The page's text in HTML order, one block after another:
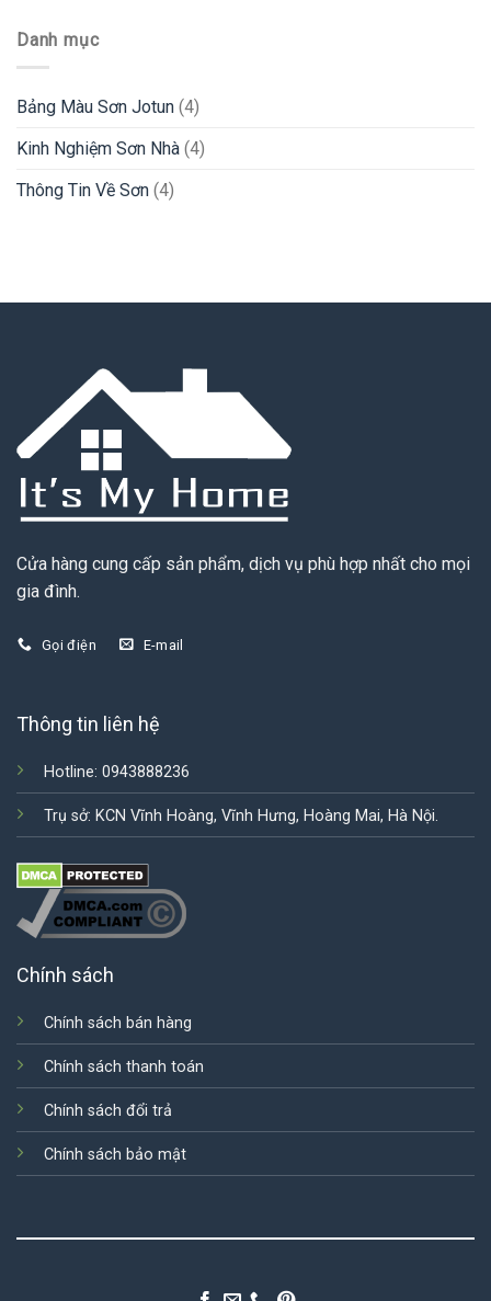
Danh mục
Bảng Màu Sơn Jotun (4)
Kinh Nghiệm Sơn Nhà (4)
Thông Tin Về Sơn (4)
Cửa hàng cung cấp sản phẩm, dịch vụ phù hợp nhất cho mọi
gia đình.
Gọi điện E-mail
Thông tin liên hệ
Hotline: 0943888236
Trụ sở: KCN Vĩnh Hoàng, Vĩnh Hưng, Hoàng Mai, Hà Nội.
Chính sách
Chính sách bán hàng
Chính sách thanh toán
Chính sách đổi trả
Chính sách bảo mật